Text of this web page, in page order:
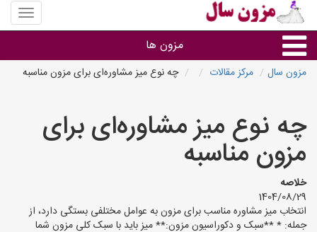
منوی
سایت
سال
مزون ها
استان ها
مزون سال مرکز مقالات چه نوع میز مشاوره‌ای برای مزون مناسبه
چه نوع میز مشاوره‌ای برای
مزون مناسبه
خلاصه
1404/08/29
انتخاب میز مشاوره مناسب برای مزون به عوامل مختلفی بستگی دارد، از
جمله: * **سبک و دکوراسیون مزون:** میز باید با سبک کلی مزون شما